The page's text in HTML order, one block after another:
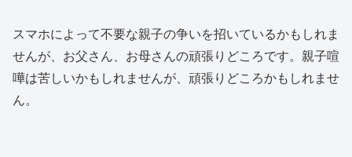
スマホによって不要な親子の争いを招いているかもしれま
せんが、お父さん、お母さんの頑張りどころです。親子喧
嘩は苦しいかもしれませんが、頑張りどころかもしれませ
ん。